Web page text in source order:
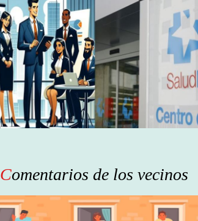
Comentarios de los vecinos